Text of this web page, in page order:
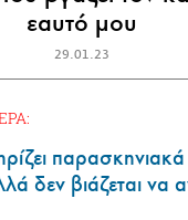
εαυτό μου
29.01.23
δεν βιάζεται να